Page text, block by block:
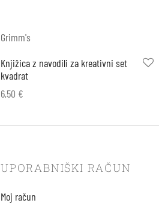
Grimm's
Knjižica z navodili za kreativni set
kvadrat
6,50 €
UPORABNIŠKI RAČUN
Moj račun